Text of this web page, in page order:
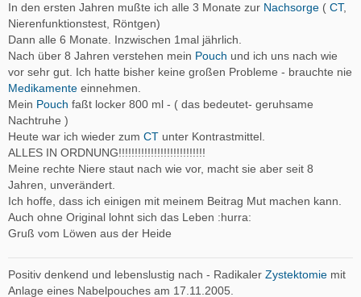
In den ersten Jahren mußte ich alle 3 Monate zur Nachsorge ( CT,
Nierenfunktionstest, Röntgen)
Dann alle 6 Monate. Inzwischen 1mal jährlich.
Nach über 8 Jahren verstehen mein Pouch und ich uns nach wie
vor sehr gut. Ich hatte bisher keine großen Probleme - brauchte nie
Medikamente einnehmen.
Mein Pouch faßt locker 800 ml - ( das bedeutet- geruhsame
Nachtruhe )
Heute war ich wieder zum CT unter Kontrastmittel.
ALLES IN ORDNUNG!!!!!!!!!!!!!!!!!!!!!!!!!!!
Meine rechte Niere staut nach wie vor, macht sie aber seit 8
Jahren, unverändert.
Ich hoffe, dass ich einigen mit meinem Beitrag Mut machen kann.
Auch ohne Original lohnt sich das Leben :hurra:
Gruß vom Löwen aus der Heide
Positiv denkend und lebenslustig nach - Radikaler Zystektomie mit
Anlage eines Nabelpouches am 17.11.2005.